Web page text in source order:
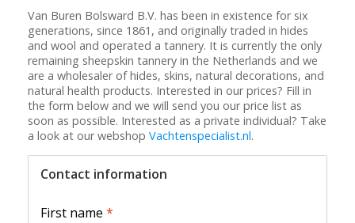
Van Buren Bolsward B.V. has been in existence for six
generations, since 1861, and originally traded in hides
and wool and operated a tannery. It is currently the only
remaining sheepskin tannery in the Netherlands and we
are a wholesaler of hides, skins, natural decorations, and
natural health products. Interested in our prices? Fill in
the form below and we will send you our price list as
soon as possible. Interested as a private individual? Take
a look at our webshop Vachtenspecialist.nl.
Contact information
First name *